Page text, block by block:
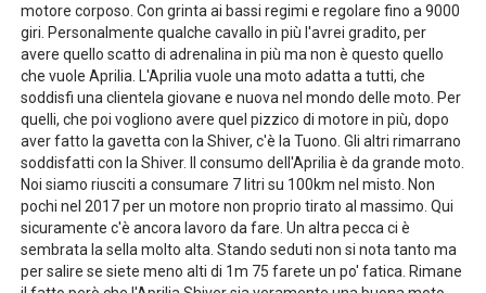
motore corposo. Con grinta ai bassi regimi e regolare fino a 9000
giri. Personalmente qualche cavallo in più l'avrei gradito, per
avere quello scatto di adrenalina in più ma non è questo quello
che vuole Aprilia. L'Aprilia vuole una moto adatta a tutti, che
soddisfi una clientela giovane e nuova nel mondo delle moto. Per
quelli, che poi vogliono avere quel pizzico di motore in più, dopo
aver fatto la gavetta con la Shiver, c'è la Tuono. Gli altri rimarrano
soddisfatti con la Shiver. Il consumo dell'Aprilia è da grande moto.
Noi siamo riusciti a consumare 7 litri su 100km nel misto. Non
pochi nel 2017 per un motore non proprio tirato al massimo. Qui
sicuramente c'è ancora lavoro da fare. Un altra pecca ci è
sembrata la sella molto alta. Stando seduti non si nota tanto ma
per salire se siete meno alti di 1m 75 farete un po' fatica. Rimane